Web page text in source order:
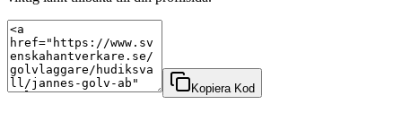
Kopiera Kod